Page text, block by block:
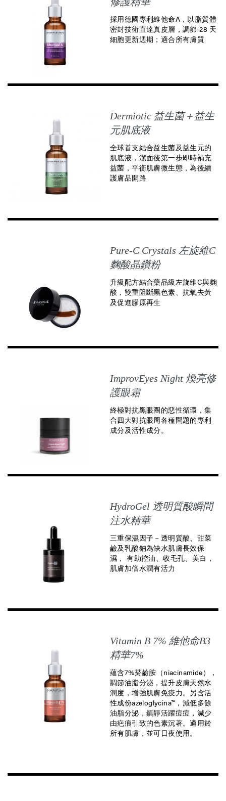
採用德國專利維他命A，以脂質體
密封技術直達真皮層，調節 28 天
細胞更新週期；適合所有膚質
Dermiotic 益生菌＋益生
元肌底液
全球首支結合益生菌及益生元的
肌底液，潔面後第一步即時補充
益菌，平衡肌膚微生態，為後續
護膚品開路
Pure-C Crystals 左旋維C
麴酸晶鑽粉
升級配方結合藥品級左旋維C與麴
酸，雙重阻斷黑色素、抗氧去黃
及促進膠原再生
ImprovEyes Night 煥亮修
護眼霜
終極對抗黑眼圈的惡性循環，集
合四大對抗眼周各種問題的專利
成分及活性成分。
HydroGel 透明質酸瞬間
注水精華
三重保濕因子－透明質酸、甜菜
鹼及乳酸鈉為缺水肌膚長效保
濕， 有助控油、收毛孔、美白，
肌膚加倍水潤有活力
Vitamin B 7% 維他命B3
精華7%
蘊含7%菸鹼胺（niacinamide），
調節油脂分泌，提升皮膚天然水
潤度，增強肌膚免疫力。另含活
性成份azeloglycina™，減低多餘
油脂分泌，鎮靜活躍痘痘，減少
由疤痕引致的色素沉著。適用於
所有肌膚，並可日夜使用。